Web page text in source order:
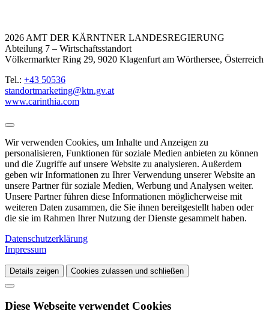
2026 AMT DER KÄRNTNER LANDESREGIERUNG
Abteilung 7 – Wirtschaftsstandort
Völkermarkter Ring 29, 9020 Klagenfurt am Wörthersee, Österreich
Tel.: +43 50536
standortmarketing@ktn.gv.at
www.carinthia.com
Wir verwenden Cookies, um Inhalte und Anzeigen zu
personalisieren, Funktionen für soziale Medien anbieten zu können
und die Zugriffe auf unsere Website zu analysieren. Außerdem
geben wir Informationen zu Ihrer Verwendung unserer Website an
unsere Partner für soziale Medien, Werbung und Analysen weiter.
Unsere Partner führen diese Informationen möglicherweise mit
weiteren Daten zusammen, die Sie ihnen bereitgestellt haben oder
die sie im Rahmen Ihrer Nutzung der Dienste gesammelt haben.
Datenschutzerklärung
Impressum
Details zeigen Cookies zulassen und schließen
Diese Webseite verwendet Cookies